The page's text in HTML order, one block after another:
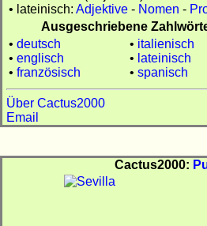
• lateinisch: Adjektive- Nomen -
Ausgeschriebene
• deutsch
• englisch
• französisch
• italienisch
• lateinisch
• spanisch
Über Cactus2000
Email
Cactus2000: